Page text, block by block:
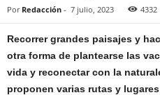
Por Redacción - 7 julio, 2023 4332
Recorrer grandes paisajes y
otra forma de plantearse las
vida y reconectar con la
proponen varias rutas y